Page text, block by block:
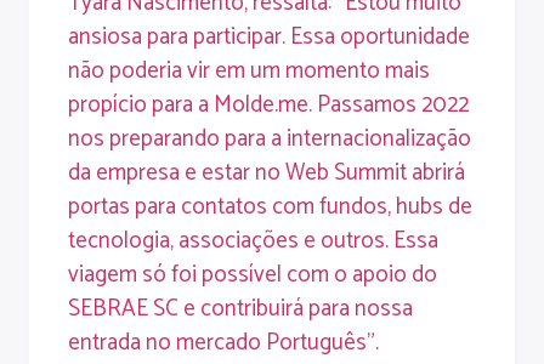
ansiosa para participar. Essa oportunidade
não poderia vir em um momento mais
propício para a Molde.me. Passamos 2022
nos preparando para a internacionalização
da empresa e estar no Web Summit abrirá
portas para contatos com fundos, hubs de
tecnologia, associações e outros. Essa
viagem só foi possível com o apoio do
SEBRAE SC e contribuirá para nossa
entrada no mercado Português”.